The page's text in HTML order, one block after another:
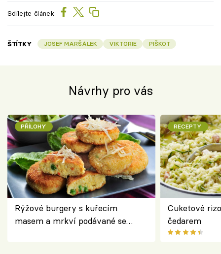
Sdílejte článek
ŠTÍTKY JOSEF MARŠÁLEK VIKTORIE PIŠKOT
Návrhy pro vás
PŘÍLOHY
Rýžové burgery s kuřecím
masem a mrkví podávané se
RECEPTY
Cuketové
čedarem